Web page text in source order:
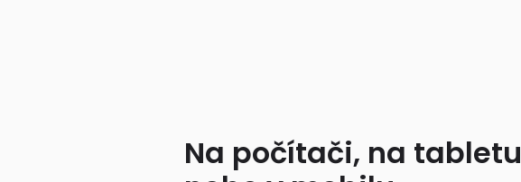
Na počítači, na tabletu